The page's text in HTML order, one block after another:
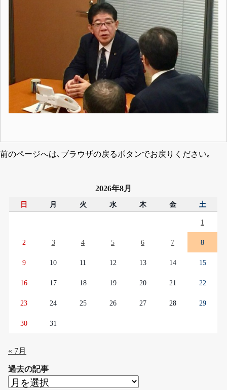
前のページへは､ブラウザの戻るボタンでお戻りください｡
2026年8月
日 月 火 水 木 金 土
1
2 3 4 5 6 7 8
9 10 11 12 13 14 15
16 17 18 19 20 21 22
23 24 25 26 27 28 29
30 31
« 7月
過去の記事
過